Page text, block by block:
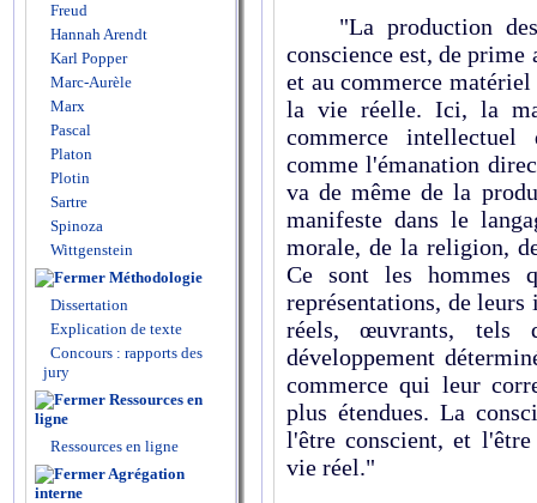
Freud
Hannah Arendt
Karl Popper
Marc-Aurèle
Marx
Pascal
Platon
Plotin
Sartre
Spinoza
Wittgenstein
Méthodologie
Dissertation
Explication de texte
Concours : rapports des
jury
Ressources en
ligne
Ressources en ligne
Agrégation
interne
"La production des
conscience est, de
et au commerce
la vie réelle. Ici, la
commerce intellectuel
comme l'émanation
va de même de la
manifeste dans le
morale, de la religion,
Ce sont les hommes
représentations, de leurs
réels, œuvrants, tels
développement
commerce qui leur
plus étendues. La
l'être conscient, et l'être
vie réel."